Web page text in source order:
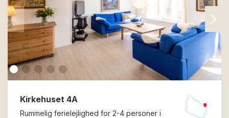
Kirkehuset 4A
Rummelig ferielejlighed for 2-4 personer i